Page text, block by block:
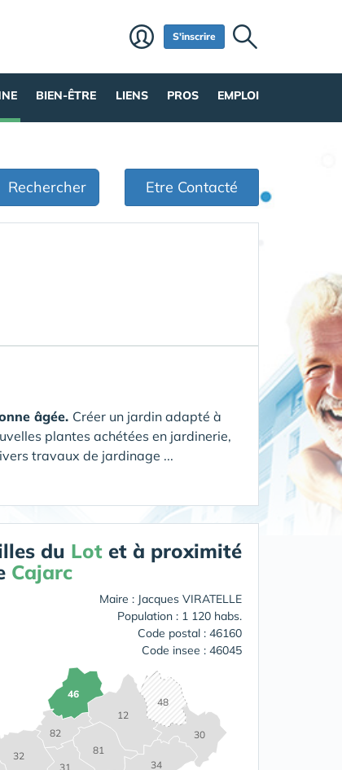
S'inscrire
BIEN-ÊTRE LIENS PROS EMPLOI
Rechercher Etre Contacté
âgée. Créer un jardin adapté à
plantes achétées en jardinerie,
travaux de jardinage ...
du Lot et à proximité
Cajarc
Maire : Jacques VIRATELLE
Population : 1 120 habs.
Code postal : 46160
Code insee : 46045
12
30
31
32
34
46
48
81
82